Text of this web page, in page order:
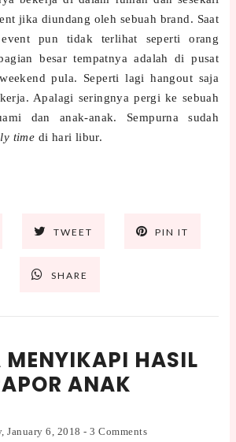
jika diundang oleh sebuah brand. Saat
pun tidak terlihat seperti orang
besar tempatnya adalah di pusat
pula. Seperti lagi hangout saja
Apalagi seringnya pergi ke sebuah
dan anak-anak. Sempurna sudah
time di hari libur.
TWEET PIN IT
SHARE
MENYIKAPI HASIL
ANAK
January 6, 2018-3 Comments